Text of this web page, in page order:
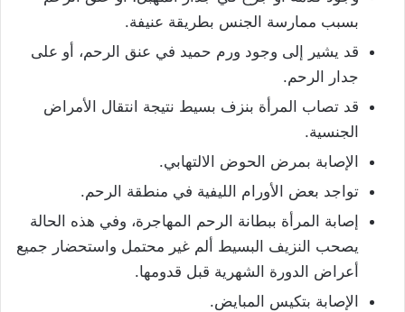
بسبب ممارسة الجنس بطريقة عنيفة.
قد يشير إلى وجود ورم حميد في عنق الرحم، أو على
جدار الرحم.
قد تصاب المرأة بنزف بسيط نتيجة انتقال الأمراض
الجنسية.
الإصابة بمرض الحوض الالتهابي.
تواجد بعض الأورام الليفية في منطقة الرحم.
إصابة المرأة ببطانة الرحم المهاجرة، وفي هذه الحالة
يصحب النزيف البسيط ألم غير محتمل واستحضار جميع
أعراض الدورة الشهرية قبل قدومها.
الإصابة بتكيس المبايض.